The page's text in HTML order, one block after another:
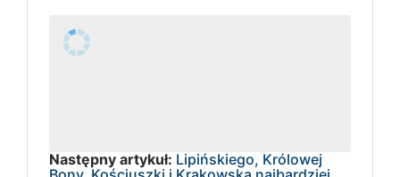
Następny artykuł: Lipińskiego, Królowej